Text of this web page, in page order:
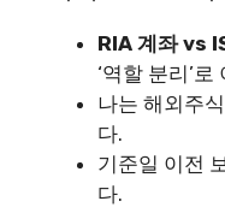
RIA 계좌 vs
‘역할 분리’로
나는 해외주
다.
기준일 이전
다.